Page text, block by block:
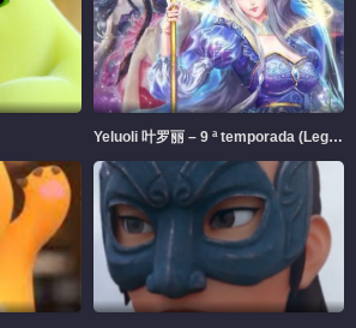
Yeluoli 叶罗丽 – 9 ª temporada (Legendado)